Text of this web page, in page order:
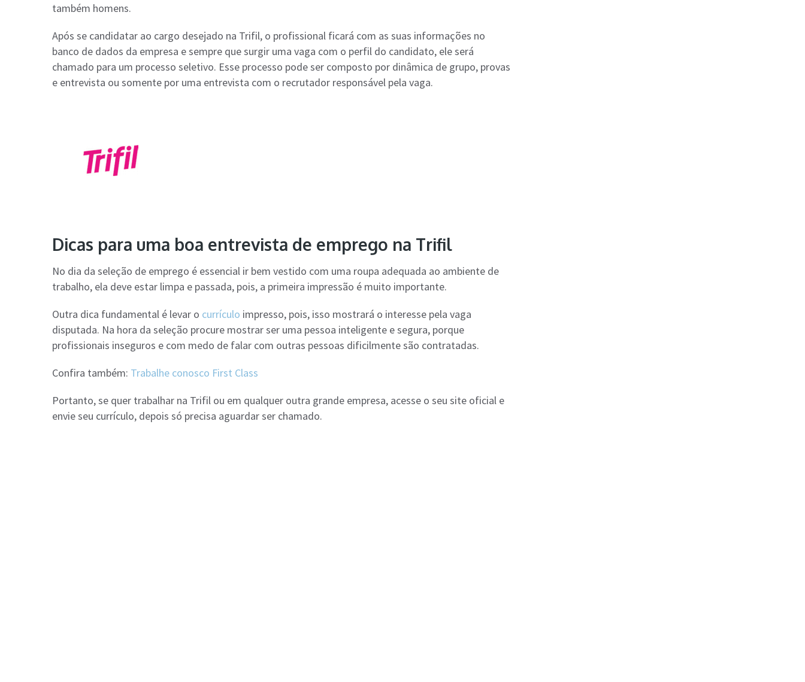
também homens.
Após se candidatar ao cargo desejado na Trifil, o profissional ficará com as suas informações no
banco de dados da empresa e sempre que surgir uma vaga com o perfil do candidato, ele será
chamado para um processo seletivo. Esse processo pode ser composto por dinâmica de grupo, provas
e entrevista ou somente por uma entrevista com o recrutador responsável pela vaga.
Dicas para uma boa entrevista de emprego na Trifil
No dia da seleção de emprego é essencial ir bem vestido com uma roupa adequada ao ambiente de
trabalho, ela deve estar limpa e passada, pois, a primeira impressão é muito importante.
Outra dica fundamental é levar o currículo impresso, pois, isso mostrará o interesse pela vaga
disputada. Na hora da seleção procure mostrar ser uma pessoa inteligente e segura, porque
profissionais inseguros e com medo de falar com outras pessoas dificilmente são contratadas.
Confira também: Trabalhe conosco First Class
Portanto, se quer trabalhar na Trifil ou em qualquer outra grande empresa, acesse o seu site oficial e
envie seu currículo, depois só precisa aguardar ser chamado.